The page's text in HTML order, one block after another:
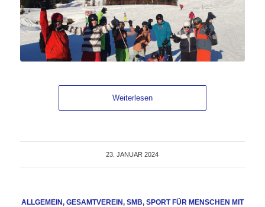
Weiterlesen
23. JANUAR 2024
ALLGEMEIN, GESAMTVEREIN, SMB, SPORT FÜR MENSCHEN MIT